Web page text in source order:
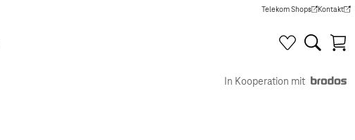
Telekom Shops
(Wird in einem neuen Tab
Kontakt
(Wird in
In Kooperation mit